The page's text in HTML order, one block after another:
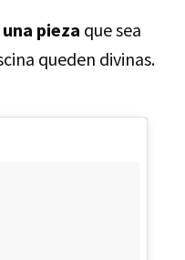
pieza que sea
queden divinas.